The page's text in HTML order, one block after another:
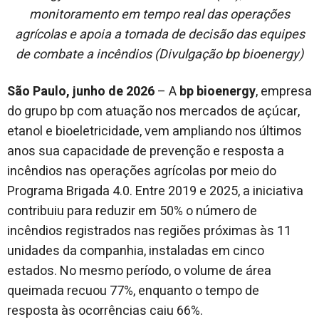
monitoramento em tempo real das operações
agrícolas e apoia a tomada de decisão das equipes
de combate a incêndios (Divulgação bp bioenergy)
São Paulo, junho de 2026– Abp bioenergy, empresa
do grupo bp com atuação nos mercados de açúcar,
etanol e bioeletricidade, vem ampliando nos últimos
anos sua capacidade de prevenção e resposta a
incêndios nas operações agrícolas por meio do
Programa Brigada 4.0. Entre 2019 e 2025, a iniciativa
contribuiu para reduzir em 50% o número de
incêndios registrados nas regiões próximas às 11
unidades da companhia, instaladas em cinco
estados. No mesmo período, o volume de área
queimada recuou 77%, enquanto o tempo de
resposta às ocorrências caiu 66%.